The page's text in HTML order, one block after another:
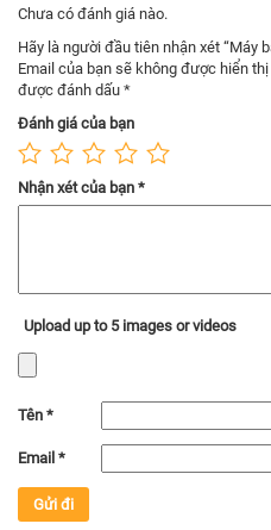
Chưa có đánh giá nào.
Hãy là người đầu tiên nhận xét “Máy
Email của bạn sẽ không được hiển
được đánh dấu *
Đánh giá của bạn
Nhận xét của bạn *
Upload up to 5 images or videos
Tên *
Email *